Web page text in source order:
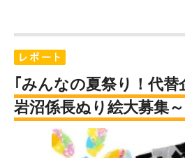
｢みんなの夏祭り！代
岩沼係長ぬり絵大募集